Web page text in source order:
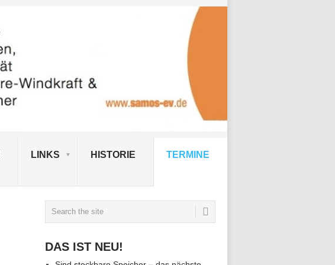
LINKS HISTORIE TERMINE
DAS IST NEU!